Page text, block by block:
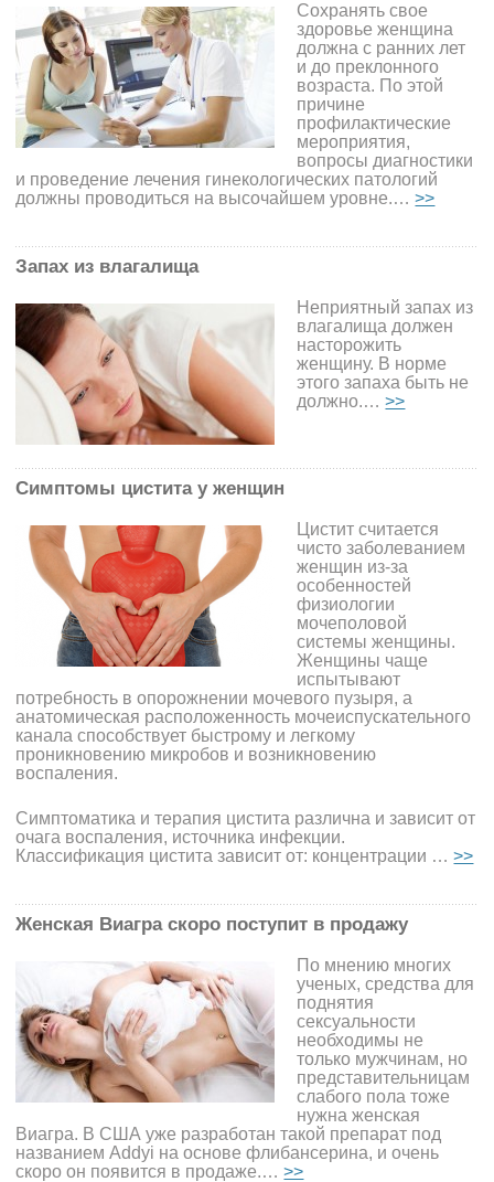
Сохранять свое
здоровье женщина
должна с ранних лет
и до преклонного
возраста. По этой
причине
профилактические
мероприятия,
вопросы диагностики
и проведение лечения гинекологических патологий
должны проводиться на высочайшем уровне.…>>
Запах из влагалища
Неприятный запах из
влагалища должен
насторожить
женщину. В норме
этого запаха быть не
должно.…>>
Симптомы цистита у женщин
Цистит считается
чисто заболеванием
женщин из-за
особенностей
физиологии
мочеполовой
системы женщины.
Женщины чаще
испытывают
потребность в опорожнении мочевого пузыря, а
анатомическая расположенность мочеиспускательного
канала способствует быстрому и легкому
проникновению микробов и возникновению
воспаления.
Симптоматика и терапия цистита различна и зависит от
очага воспаления, источника инфекции.
Классификация цистита зависит от: концентрации …>>
Женская Виагра скоро поступит в продажу
По мнению многих
ученых, средства для
поднятия
сексуальности
необходимы не
только мужчинам, но
представительницам
слабого пола тоже
нужна женская
Виагра. В США уже разработан такой препарат под
названием Addyi на основе флибансерина, и очень
скоро он появится в продаже.…>>